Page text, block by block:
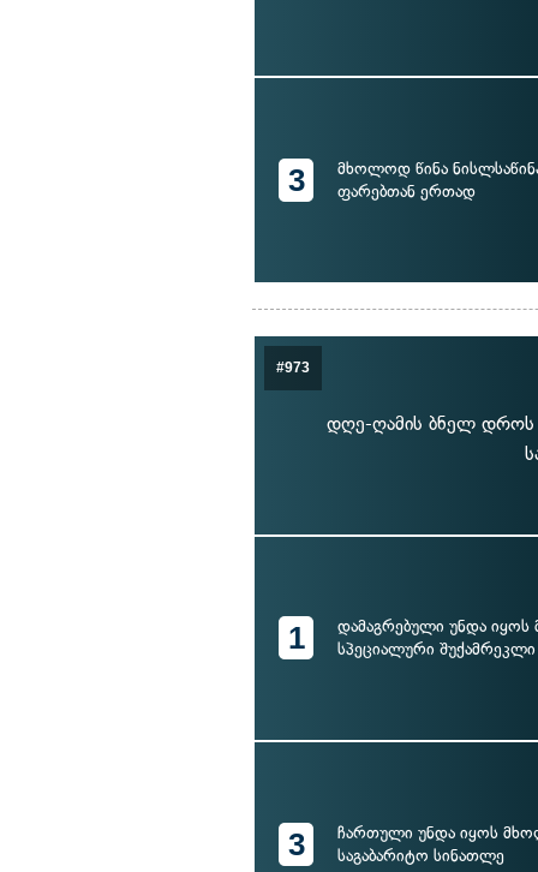
3
მხოლოდ წინა
ფარებთან ერთად
#973
დღე-ღამის ბნელ დროს
1
დამაგრებული უნდა
სპეციალური
3
ჩართული უნდა იყოს
საგაბარიტო სინათლე